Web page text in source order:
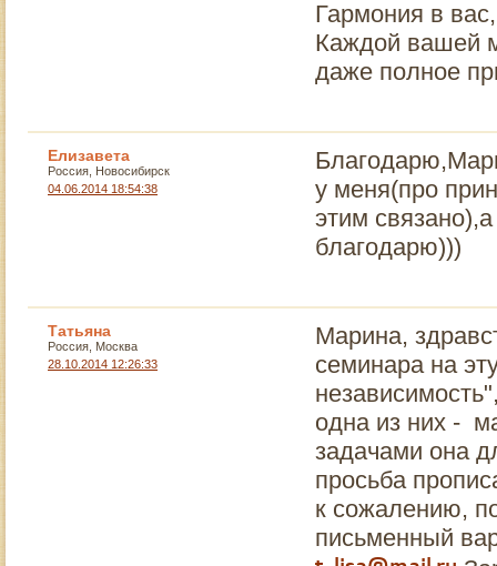
Гармония в
Каждой вашей
даже полное
Елизавета
Россия, Новосибирск
04.06.2014 18:54:38
у меня(про
этим
благодарю)))
Татьяна
Россия, Москва
28.10.2014 12:26:33
Марина,
семинара на
одна из них -
задачами она
просьба
к сожалению,
письменный